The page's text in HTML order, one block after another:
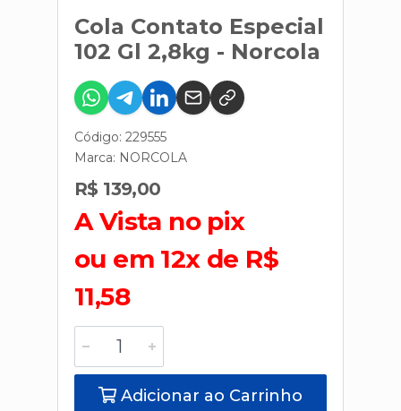
Cola Contato Especial
102 Gl 2,8kg - Norcola
Código: 229555
Marca: NORCOLA
R$ 139,00
A Vista no pix
ou em 12x de R$
11,58
Adicionar ao Carrinho